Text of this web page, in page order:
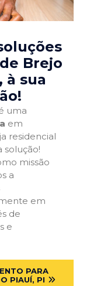
Brejo
, à sua
uma
em
residencial
solução!
missão
a
em
de
e
PARA
PIAUÍ, PI